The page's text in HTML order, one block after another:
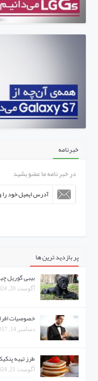
خبرنامه
در خبر نامه ما عضو بشید
پر بازدید ترین ها
بیبی گوریل
آگوست 20, 2024
خصوصیات
دسامبر 14, 2017
طرز تهیه
آگوست 21, 2024